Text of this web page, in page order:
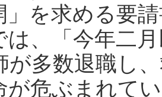
」を求める要
、「今年二
が多数退職し
が危ぶまれて